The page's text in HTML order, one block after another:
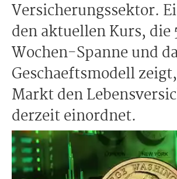
Versicherungssektor.
den aktuellen Kurs, die
Wochen-Spanne und
Geschaeftsmodell
Markt den
derzeit einordnet.